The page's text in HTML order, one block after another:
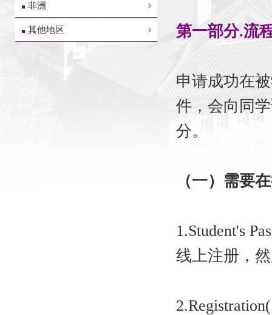
非洲
其他地区 第一部分.流
申请成功在
件，会向同
分。
（一）需要
1.Student's
线上注册，